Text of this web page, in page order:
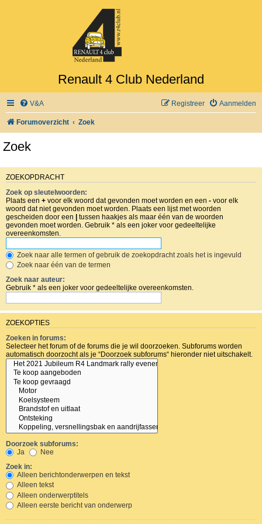
Renault 4 Club Nederland
V&A Aanmelden
Registreer
Forumoverzicht Zoek
Zoek
ZOEKOPDRACHT
Zoek op sleutelwoorden:
Plaats een + voor elk woord dat gevonden moet worden en een - voor elk
woord dat niet gevonden moet worden. Plaats een lijst met woorden
gescheiden door een | tussen haakjes als maar één van de woorden
gevonden moet worden. Gebruik * als een joker voor gedeeltelijke
overeenkomsten.
Zoek naar alle termen of gebruik de zoekopdracht zoals het is ingevuld
Zoek naar één van de termen
Zoek naar auteur:
Gebruik * als een joker voor gedeeltelijke overeenkomsten.
ZOEKOPTIES
Zoeken in forums:
Selecteer het forum of de forums die je wil doorzoeken. Subforums worden
automatisch doorzocht als je “Doorzoek subforums“ hieronder niet uitschakelt.
Doorzoek subforums:
Ja
Nee
Zoek in:
Alleen berichtonderwerpen en tekst
Alleen tekst
Alleen onderwerptitels
Alleen eerste bericht van onderwerp